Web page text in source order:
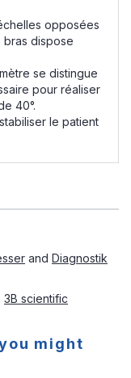
opposées
bras dispose
se distingue
pour réaliser
40°.
le patient
and Diagnostik
3B scientific
might